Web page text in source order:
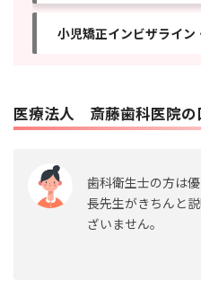
小児矯正インビザライン
医療法人 斎藤歯科医院の
歯科衛生士の方は
長先生がきちんと
ざいません。